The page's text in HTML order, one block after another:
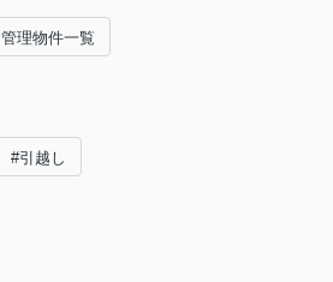
管理物件一覧
#引越し